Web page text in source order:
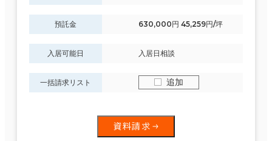
預託金 630,000円 45,259円/坪
入居可能日 入居日相談
一括請求リスト 追加
資料請求